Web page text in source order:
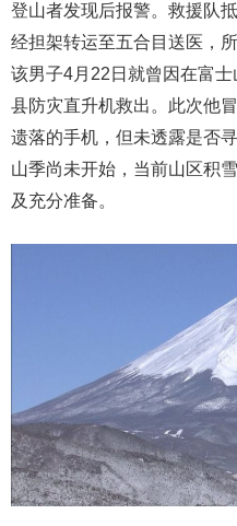
登山者发现后报警。救援队
经担架转运至五合目送医，
该男子4月22日就曾因在富
县防灾直升机救出。此次他
遗落的手机，但未透露是否
山季尚未开始，当前山区积
及充分准备。